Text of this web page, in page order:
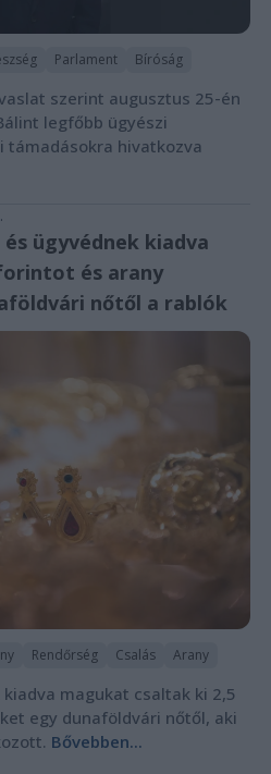
Parlament Bíróság
szerint augusztus 25-én
legfőbb ügyészi
támadásokra hivatkozva
ügyvédnek kiadva
és arany
nőtől a rablók
Rendőrség Csalás Arany
magukat csaltak ki 2,5
egy dunaföldvári nőtől, aki
Bővebben...